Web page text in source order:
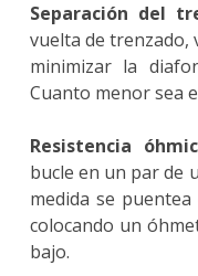
Separación del
vuelta de trenzado,
minimizar la
Cuanto menor sea
Resistencia
bucle en un par de
medida se
colocando un
bajo.